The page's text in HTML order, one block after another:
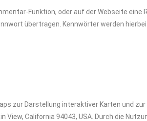
Funktion, oder auf der Webseite
übertragen. Kennwörter werden
zur Darstellung interaktiver Karten und
View, California 94043, USA. Durch die